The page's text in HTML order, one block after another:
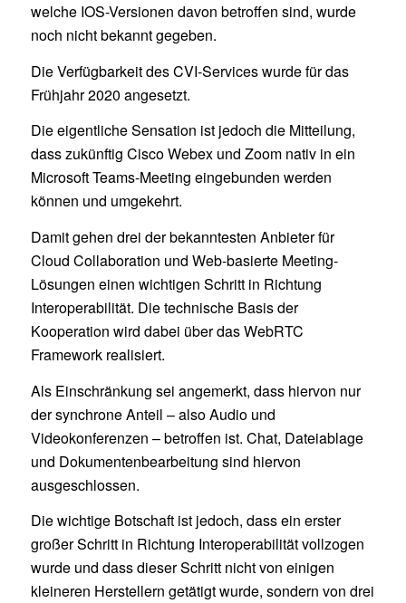
welche IOS-Versionen davon betroffen sind, wurde
noch nicht bekannt gegeben.
Die Verfügbarkeit des CVI-Services wurde für das
Frühjahr 2020 angesetzt.
Die eigentliche Sensation ist jedoch die Mitteilung,
dass zukünftig Cisco Webex und Zoom nativ in ein
Microsoft Teams-Meeting eingebunden werden
können und umgekehrt.
Damit gehen drei der bekanntesten Anbieter für
Cloud Collaboration und Web-basierte Meeting-
Lösungen einen wichtigen Schritt in Richtung
Interoperabilität. Die technische Basis der
Kooperation wird dabei über das WebRTC
Framework realisiert.
Als Einschränkung sei angemerkt, dass hiervon nur
der synchrone Anteil – also Audio und
Videokonferenzen – betroffen ist. Chat, Dateiablage
und Dokumentenbearbeitung sind hiervon
ausgeschlossen.
Die wichtige Botschaft ist jedoch, dass ein erster
großer Schritt in Richtung Interoperabilität vollzogen
wurde und dass dieser Schritt nicht von einigen
kleineren Herstellern getätigt wurde, sondern von drei